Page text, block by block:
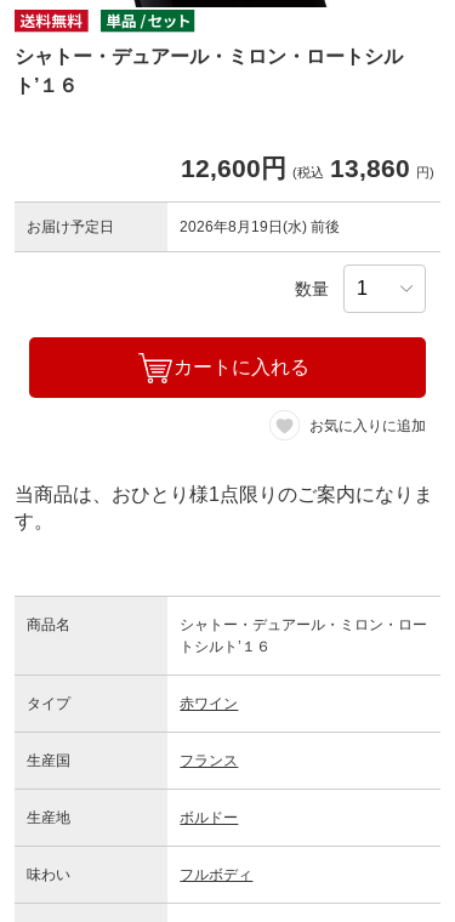
シャトー・デュアール・ミロン・ロートシル
ト’１６
12,600円 (税込 13,860 円)
お届け予定日 2026年8月19日(水) 前後
数量
カートに入れる
お気に入りに追加
当商品は、おひとり様1点限りのご案内になりま
す。
商品名
シャトー・デュアール・ミロン・ロー
トシルト’１６
タイプ 赤ワイン
生産国 フランス
生産地 ボルドー
味わい フルボディ